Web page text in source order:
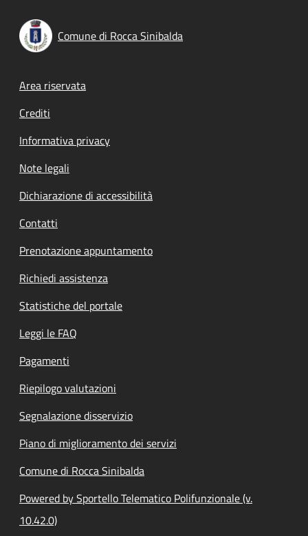
Comune di Rocca Sinibalda
Footer menu
Area riservata
Crediti
Informativa privacy
Note legali
Dichiarazione di accessibilità
Contatti
Prenotazione appuntamento
Richiedi assistenza
Statistiche del portale
Leggi le FAQ
Pagamenti
Riepilogo valutazioni
Segnalazione disservizio
Piano di miglioramento dei servizi
Comune di Rocca Sinibalda
Powered by Sportello Telematico Polifunzionale (v.
10.42.0)